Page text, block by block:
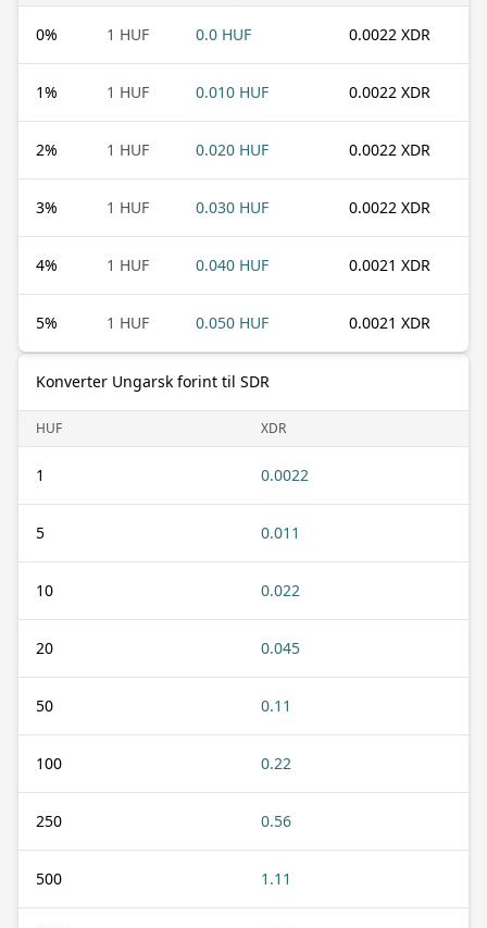
0% 1 HUF 0.0 HUF 0.0022 XDR
1% 1 HUF 0.010 HUF 0.0022 XDR
2% 1 HUF 0.020 HUF 0.0022 XDR
3% 1 HUF 0.030 HUF 0.0022 XDR
4% 1 HUF 0.040 HUF 0.0021 XDR
5% 1 HUF 0.050 HUF 0.0021 XDR
Konverter Ungarsk forint til SDR
HUF XDR
1 0.0022
5 0.011
10 0.022
20 0.045
50 0.11
100 0.22
250 0.56
500 1.11